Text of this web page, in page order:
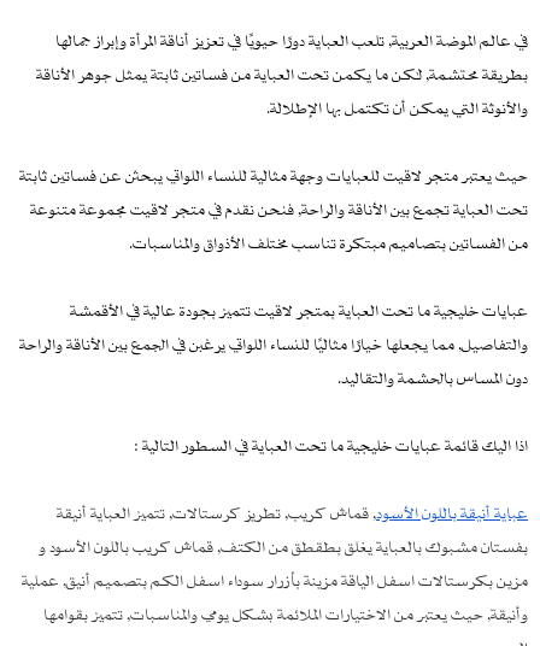
في عالم الموضة العربية, تلعب العباية دورًا حيويًا في تعزيز أناقة المرأة وإبراز جمالها
بطريقة محتشمة, لكن ما يكمن تحت العباية من فساتين ثابتة يمثل جوهر الأناقة
والأنوثة التي يمكن أن تكتمل بها الإطلالة.
حيث يعتبر متجر لاقيت للعبايات وجهة مثالية للنساء اللواتي يبحثن عن فساتين ثابتة
تحت العباية تجمع بين الأناقة والراحة, فنحن نقدم في متجر لاقيت مجموعة متنوعة
من الفساتين بتصاميم مبتكرة تناسب مختلف الأذواق والمناسبات.
عبايات خليجية ما تحت العباية بمتجر لاقيت تتميز بجودة عالية في الأقمشة
والتفاصيل, مما يجعلها خيارًا مثاليًا للنساء اللواتي يرغبن في الجمع بين الأناقة والراحة
دون المساس بالحشمة والتقاليد.
اذا اليك قائمة عبايات خليجية ما تحت العباية في السطور التالية :
عباية أنيقة باللون الأسود, قماش كريب, تطريز كرستالات, تتميز العباية أنيقة
بفستان مشبوك بالعباية يغلق بطقطق من الكتف, قماش كريب باللون الأسود و
مزين بكرستالات اسفل الياقة مزينة بأزرار سوداء اسفل الكم بتصميم أنيق, عملية
وأنيقة, حيث يعتبر من الاختيارات الملائمة بشكل يومي والمناسبات, تتميز بقوامها